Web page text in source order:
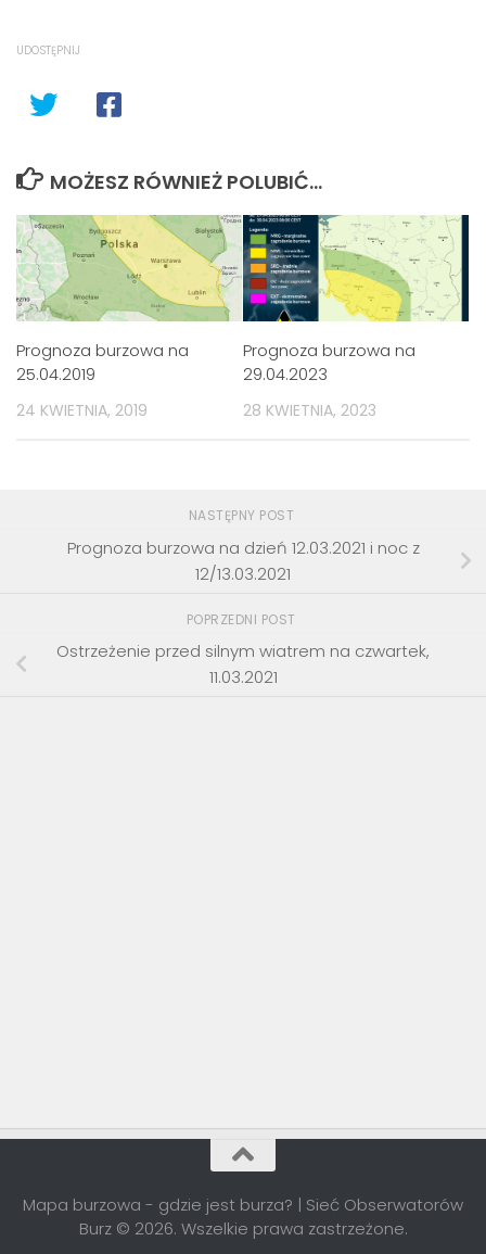
UDOSTĘPNIJ
MOŻESZ RÓWNIEŻ POLUBIĆ…
Prognoza burzowa na
25.04.2019
24 KWIETNIA, 2019
Prognoza burzowa na
29.04.2023
28 KWIETNIA, 2023
NASTĘPNY POST
Prognoza burzowa na dzień 12.03.2021 i noc z
12/13.03.2021
POPRZEDNI POST
Ostrzeżenie przed silnym wiatrem na czwartek,
11.03.2021
Mapa burzowa - gdzie jest burza? | Sieć Obserwatorów
Burz © 2026. Wszelkie prawa zastrzeżone.